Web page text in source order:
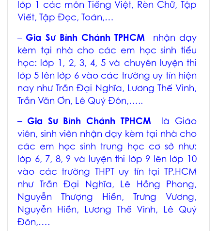
lớp 1 các môn Tiếng Việt, Rèn Chữ, Tập
Viết, Tập Đọc, Toán,…
– Gia Sư Bình Chánh TPHCM
nhận dạy
kèm tại nhà cho các em học sinh tiểu
học: lớp 1, 2, 3, 4, 5 và chuyên luyện thi
lớp 5 lên lớp 6 vào các trường uy tín hiện
nay như Trần Đại Nghĩa, Lương Thế Vinh,
Trần Văn Ơn, Lê Quý Đôn,…..
– Gia Sư Bình Chánh TPHCM
là Giáo
viên, sinh viên nhận dạy kèm tại nhà cho
các em học sinh trung học cơ sở như:
lớp 6, 7, 8, 9 và luyện thi lớp 9 lên lớp 10
vào các trường THPT uy tín tại TP.HCM
như Trần Đại Nghĩa, Lê Hồng Phong,
Nguyễn Thượng Hiền, Trưng Vương,
Nguyễn Hiền, Lương Thế Vinh, Lê Quý
Đôn,….